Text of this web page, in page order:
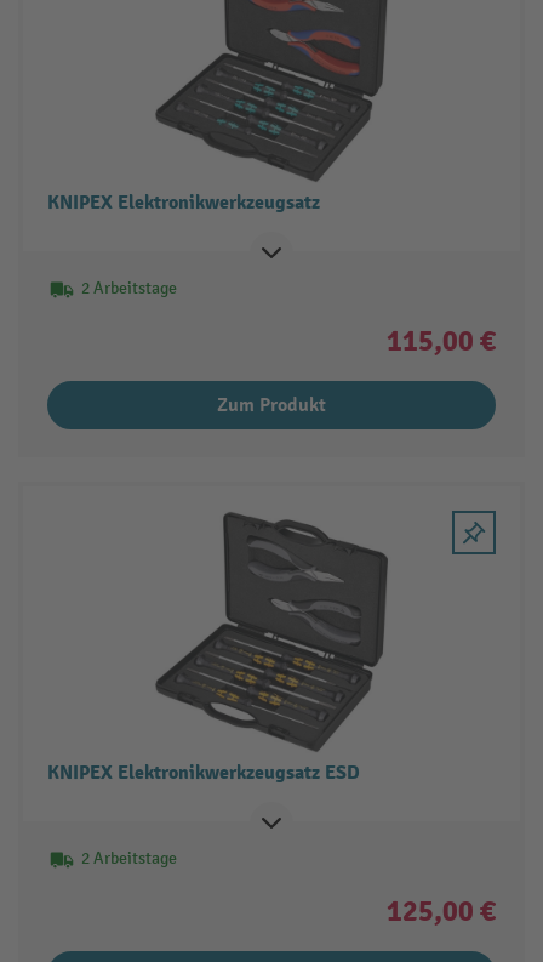
KNIPEX Elektronikwerkzeugsatz
2 Arbeitstage
115,00 €
Zum Produkt
KNIPEX Elektronikwerkzeugsatz ESD
2 Arbeitstage
125,00 €